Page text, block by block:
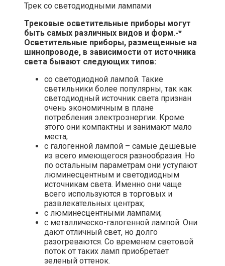
Трек со светодиодными лампами
Трековые осветительные приборы могут
быть самых различных видов и форм.-*
Осветительные приборы, размещенные на
шинопроводе, в зависимости от источника
света бывают следующих типов:
со светодиодной лампой. Такие
светильники более популярны, так как
светодиодный источник света признан
очень экономичным в плане
потребления электроэнергии. Кроме
этого они компактны и занимают мало
места;
с галогенной лампой – самые дешевые
из всего имеющегося разнообразия. Но
по остальным параметрам они уступают
люминесцентным и светодиодным
источникам света. Именно они чаще
всего используются в торговых и
развлекательных центрах;
с люминесцентными лампами;
с металлическо-галогенной лампой. Они
дают отличный свет, но долго
разогреваются. Со временем световой
поток от таких ламп приобретает
зеленый оттенок.